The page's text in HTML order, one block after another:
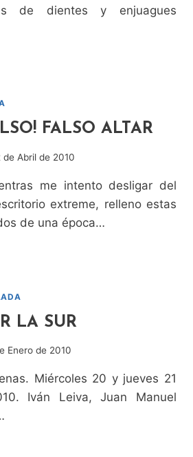
de dientes y enjuagues
FALSO ALTAR
de Abril de 2010
me intento desligar del
extreme, relleno estas
de una época…
LA SUR
Enero de 2010
Miércoles 20 y jueves 21
Iván Leiva, Juan Manuel